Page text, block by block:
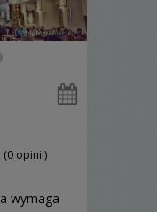
(0 opinii)
wymaga